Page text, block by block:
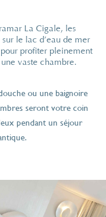
La Cigale, les
le lac d’eau de mer
profiter pleinement
vaste chambre.
ou une baignoire
seront votre coin
pendant un séjour